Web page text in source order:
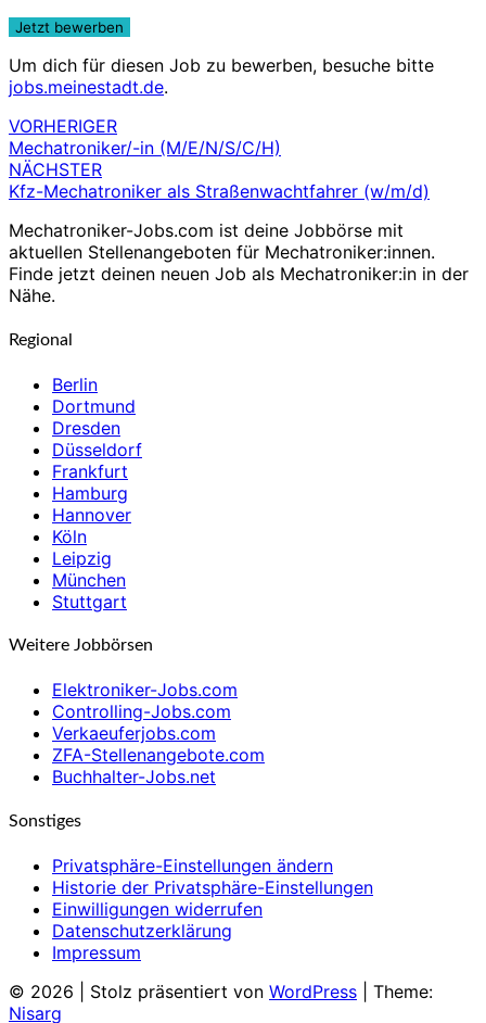
Um dich für diesen Job zu bewerben, besuche bitte
jobs.meinestadt.de.
Beitragsnavigation
VORHERIGER
Mechatroniker/-in (M/E/N/S/C/H)
NÄCHSTER
Kfz-Mechatroniker als Straßenwachtfahrer (w/m/d)
Mechatroniker-Jobs.com ist deine Jobbörse mit
aktuellen Stellenangeboten für Mechatroniker:innen.
Finde jetzt deinen neuen Job als Mechatroniker:in in der
Nähe.
Regional
Berlin
Dortmund
Dresden
Düsseldorf
Frankfurt
Hamburg
Hannover
Köln
Leipzig
München
Stuttgart
Weitere Jobbörsen
Elektroniker-Jobs.com
Controlling-Jobs.com
Verkaeuferjobs.com
ZFA-Stellenangebote.com
Buchhalter-Jobs.net
Sonstiges
Privatsphäre-Einstellungen ändern
Historie der Privatsphäre-Einstellungen
Einwilligungen widerrufen
Datenschutzerklärung
Impressum
© 2026
Stolz präsentiert von WordPress
Theme:
Nisarg